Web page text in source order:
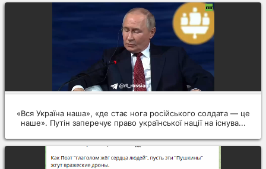
«Вся Україна наша», «де стає нога російського солдата — це
наше». Путін заперечує право української нації на існува...